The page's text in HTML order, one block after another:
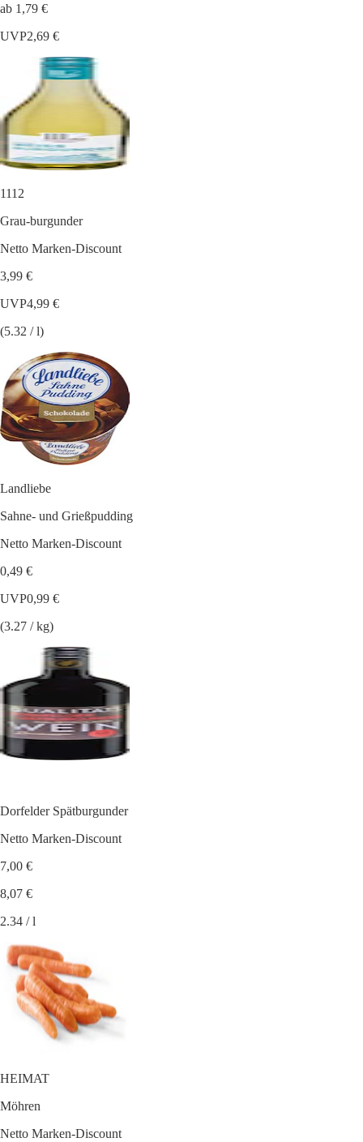
ab 1,79 €
UVP2,69 €
1112
Grau-burgunder
Netto Marken-Discount
3,99 €
UVP4,99 €
(5.32 / l)
Landliebe
Sahne- und Grießpudding
Netto Marken-Discount
0,49 €
UVP0,99 €
(3.27 / kg)
Dorfelder Spätburgunder
Netto Marken-Discount
7,00 €
8,07 €
2.34 / l
HEIMAT
Möhren
Netto Marken-Discount